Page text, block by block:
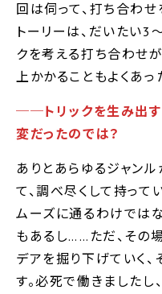
回は伺って、打ち合わせ
トーリーは、だいたい3
クを考える打ち合わせ
上かかることもよくあっ
──トリックを生み出す
変だったのでは？
ありとあらゆるジャン
て、調べ尽くして持って
ムーズに通るわけでは
もあるし……ただ、その
デアを掘り下げていく
す。必死で働きました